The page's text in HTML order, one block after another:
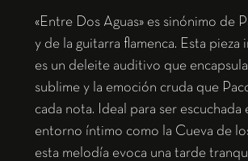
«Entre Dos Aguas» es sinónimo de
y de la guitarra flamenca. Esta pieza
es un deleite auditivo que
sublime y la emoción cruda que
cada nota. Ideal para ser escuchada
entorno íntimo como la Cueva de
esta melodía evoca una tarde